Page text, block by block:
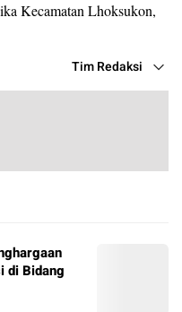
Kecamatan Lhoksukon,
Tim Redaksi
di Bidang